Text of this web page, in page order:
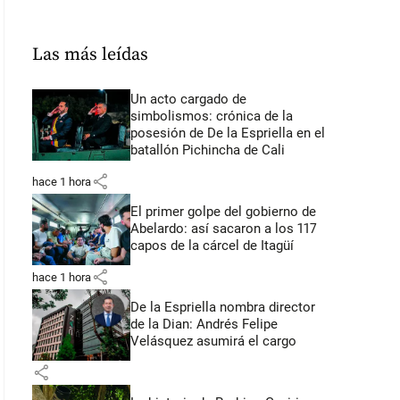
Las más leídas
Un acto cargado de
simbolismos: crónica de la
posesión de De la Espriella en el
batallón Pichincha de Cali
hace 1 hora share
El primer golpe del gobierno de
Abelardo: así sacaron a los 117
capos de la cárcel de Itagüí
hace 1 hora share
De la Espriella nombra director
de la Dian: Andrés Felipe
Velásquez asumirá el cargo
share